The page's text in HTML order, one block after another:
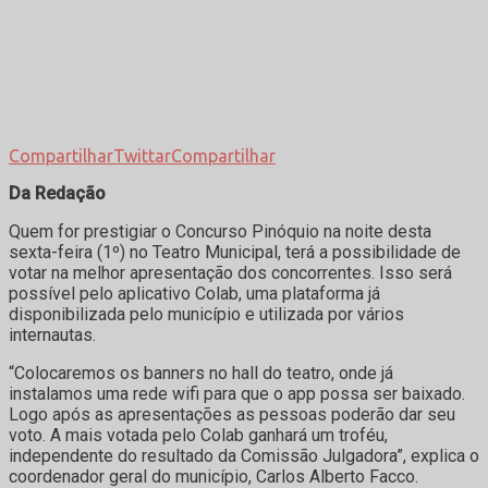
CompartilharTwittarCompartilhar
Da Redação
Quem for prestigiar o Concurso Pinóquio na noite desta
sexta-feira (1º) no Teatro Municipal, terá a possibilidade de
votar na melhor apresentação dos concorrentes. Isso será
possível pelo aplicativo Colab, uma plataforma já
disponibilizada pelo município e utilizada por vários
internautas.
“Colocaremos os banners no hall do teatro, onde já
instalamos uma rede wifi para que o app possa ser baixado.
Logo após as apresentações as pessoas poderão dar seu
voto. A mais votada pelo Colab ganhará um troféu,
independente do resultado da Comissão Julgadora”, explica o
coordenador geral do município, Carlos Alberto Facco.